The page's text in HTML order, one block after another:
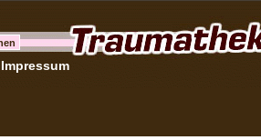
Impressum